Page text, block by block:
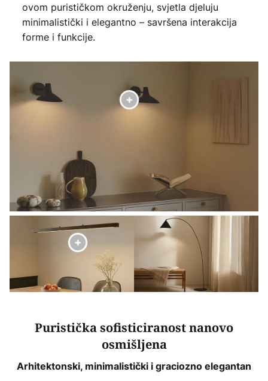
ovom purističkom okruženju, svjetla djeluju
minimalistički i elegantno – savršena interakcija
forme i funkcije.
Puristička sofisticiranost nanovo
osmišljena
Arhitektonski, minimalistički i graciozno elegantan